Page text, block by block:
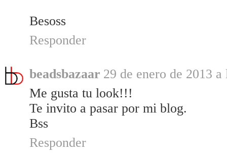
Besoss
Responder
beadsbazaar 29 de enero de 2013 a
Me gusta tu look!!!
Te invito a pasar por mi blog.
Bss
Responder